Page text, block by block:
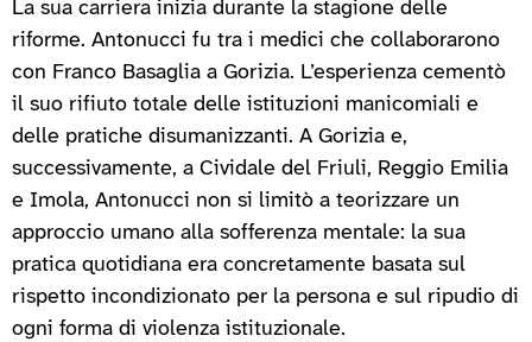
La sua carriera inizia durante la stagione delle
riforme. Antonucci fu tra i medici che collaborarono
con Franco Basaglia a Gorizia. L’esperienza cementò
il suo rifiuto totale delle istituzioni manicomiali e
delle pratiche disumanizzanti. A Gorizia e,
successivamente, a Cividale del Friuli, Reggio Emilia
e Imola, Antonucci non si limitò a teorizzare un
approccio umano alla sofferenza mentale: la sua
pratica quotidiana era concretamente basata sul
rispetto incondizionato per la persona e sul ripudio di
ogni forma di violenza istituzionale.